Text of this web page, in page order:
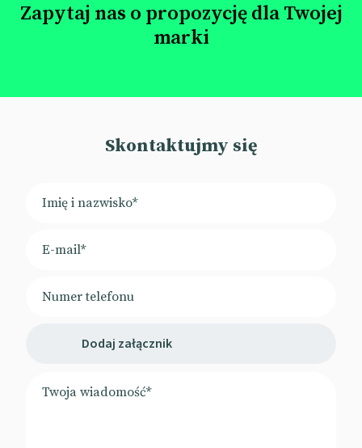
Zapytaj nas o propozycję dla Twojej
marki
Skontaktujmy się
Dodaj załącznik